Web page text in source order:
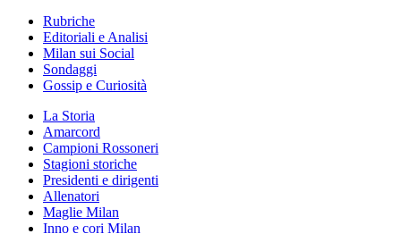
Rubriche
Editoriali e Analisi
Milan sui Social
Sondaggi
Gossip e Curiosità
La Storia
Amarcord
Campioni Rossoneri
Stagioni storiche
Presidenti e dirigenti
Allenatori
Maglie Milan
Inno e cori Milan